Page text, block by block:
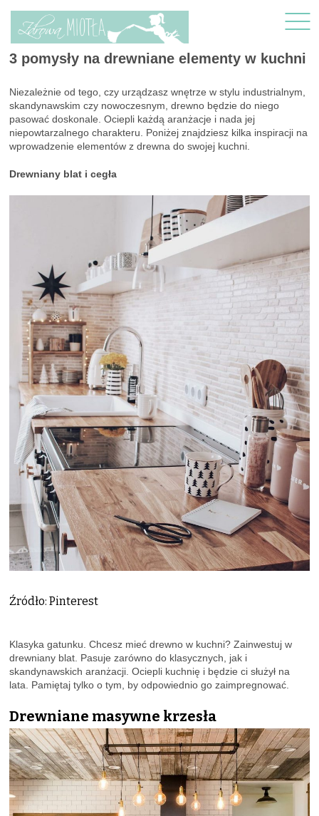
3 pomysły na drewniane elementy w kuchni
Niezależnie od tego, czy urządzasz wnętrze w stylu industrialnym,
skandynawskim czy nowoczesnym, drewno będzie do niego
pasować doskonale. Ociepli każdą aranżacje i nada jej
niepowtarzalnego charakteru. Poniżej znajdziesz kilka inspiracji na
wprowadzenie elementów z drewna do swojej kuchni.
Drewniany blat i cegła
Źródło: Pinterest
Klasyka gatunku. Chcesz mieć drewno w kuchni? Zainwestuj w
drewniany blat. Pasuje zarówno do klasycznych, jak i
skandynawskich aranżacji. Ociepli kuchnię i będzie ci służył na
lata. Pamiętaj tylko o tym, by odpowiednio go zaimpregnować.
Drewniane masywne krzesła